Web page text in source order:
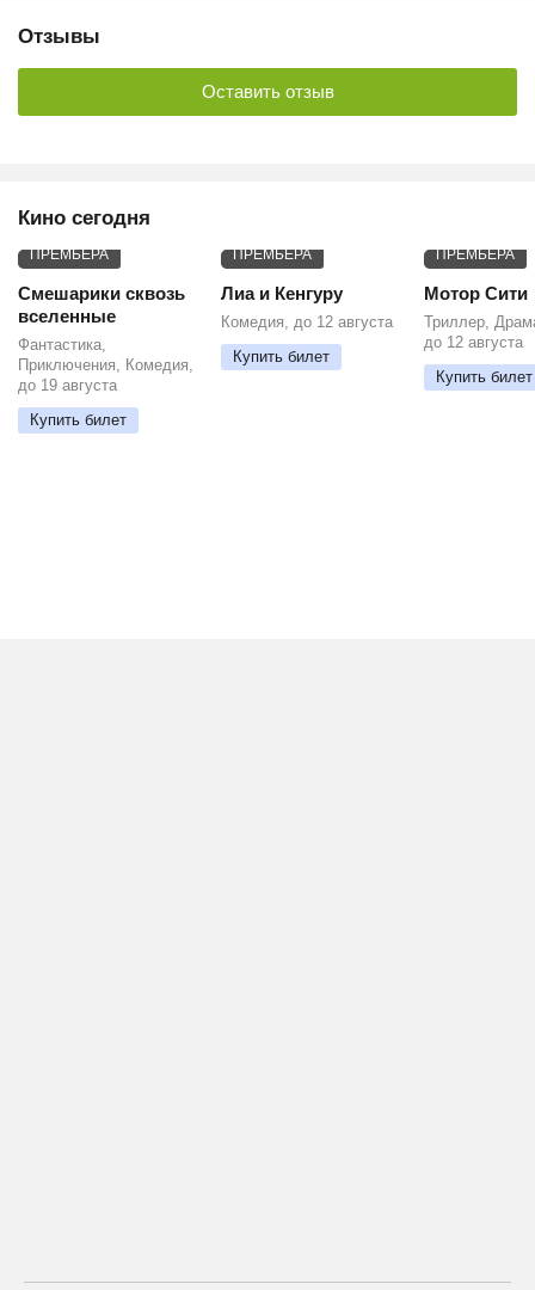
Отзывы
Оставить отзыв
Кино сегодня
ПРЕМЬЕРА
Смешарики сквозь
вселенные
Фантастика,
Приключения, Комедия,
до 19 августа
Купить билет
ПРЕМЬЕРА
Лиа и Кенгуру
Комедия, до 12 августа
Купить билет
ПРЕМЬЕРА
Мотор Сити
Триллер,
до 12 августа
Купить билет